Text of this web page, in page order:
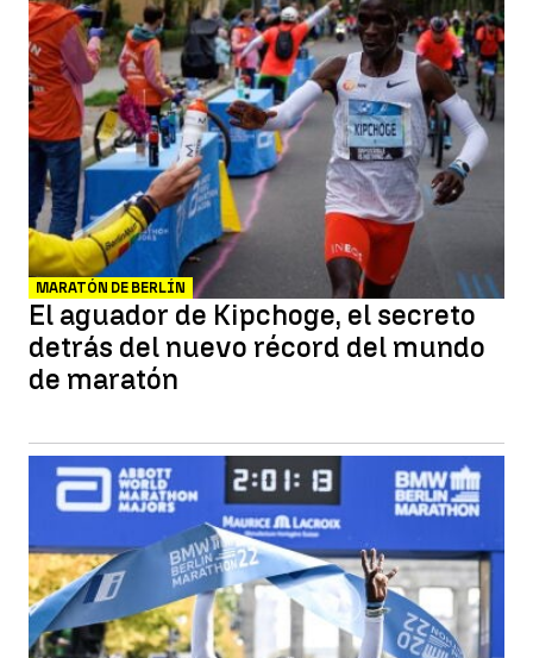
MARATÓN DE BERLÍN
El aguador de Kipchoge, el secreto
detrás del nuevo récord del mundo
de maratón